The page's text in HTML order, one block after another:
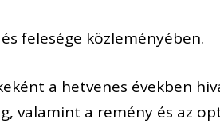
felesége közleményében.
a hetvenes években
valamint a remény és az